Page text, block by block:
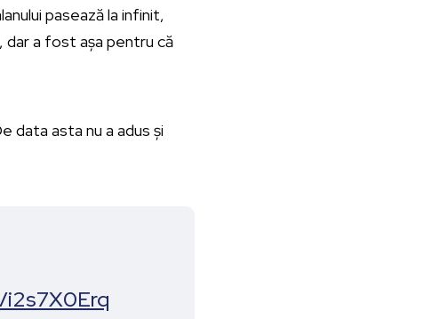
pasează la infinit,
dar a fost așa pentru că
data asta nu a adus și